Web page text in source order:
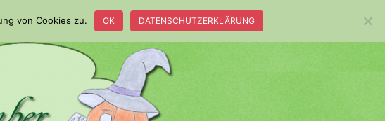
von Cookies zu. OK DATENSCHUTZERKLÄRUNG